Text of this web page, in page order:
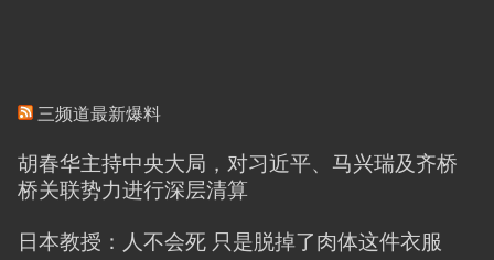
三频道最新爆料
胡春华主持中央大局，对习近平、马兴瑞及齐桥
桥关联势力进行深层清算
日本教授：人不会死 只是脱掉了肉体这件衣服